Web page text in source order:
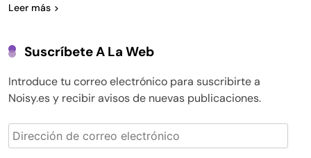
Leer más
Suscríbete A La Web
Introduce tu correo electrónico para suscribirte a
Noisy.es y recibir avisos de nuevas publicaciones.
Dirección
de